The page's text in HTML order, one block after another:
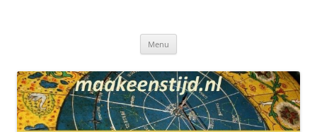
uurwerkmaker, te bewerkstellen.
Menu